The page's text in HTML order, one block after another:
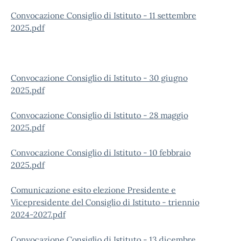
Convocazione Consiglio di Istituto - 11 settembre
2025.pdf
Convocazione Consiglio di Istituto - 30 giugno
2025.pdf
Convocazione Consiglio di Istituto - 28 maggio
2025.pdf
Convocazione Consiglio di Istituto - 10 febbraio
2025.pdf
Comunicazione esito elezione Presidente e
Vicepresidente del Consiglio di Istituto - triennio
2024-2027.pdf